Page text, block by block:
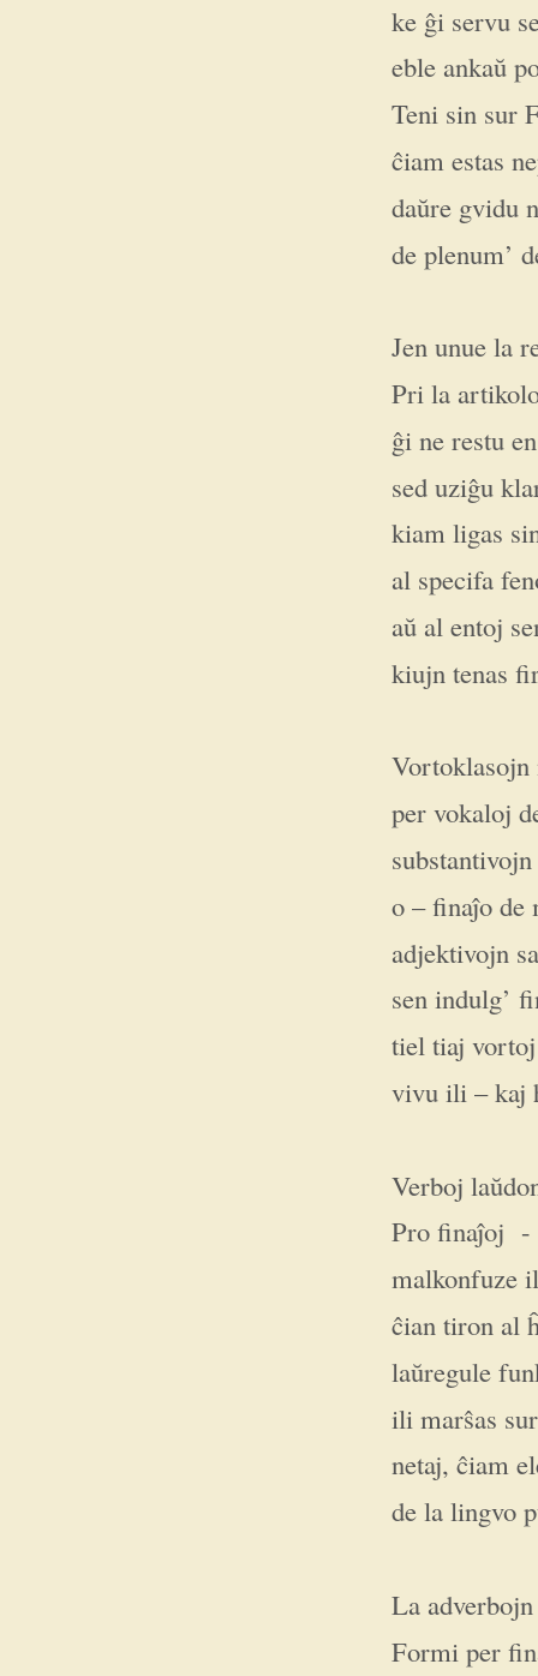
ke ĝi servu
eble ankaŭ
Teni sin sur
ĉiam estas
daŭre gvidu
de plenum’
Jen unue la
Pri la
ĝi ne restu
sed uziĝu
kiam ligas
al specifa
aŭ al entoj
kiujn tenas
per vokaloj
o – finaĵo de
adjektivojn
sen indulg’
tiel tiaj
vivu ili – kaj
Verboj
Pro finaĵoj -
malkonfuze
ĉian tiron al
laŭregule
ili marŝas
netaj, ĉiam
de la lingvo
La
Formi per